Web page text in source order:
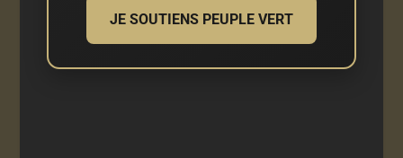
JE SOUTIENS PEUPLE VERT